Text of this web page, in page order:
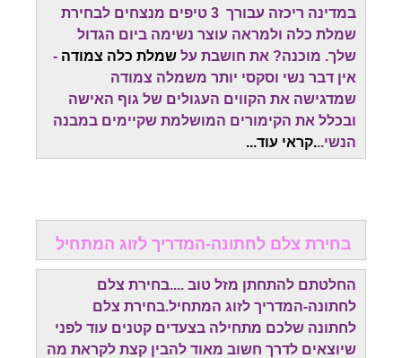
במדינה ריכזה עבורך 3 טיפים מנצחים לבחירת
שמלת כלה ולמראה עוצר נשימה ביום הגדול
שלך. מוכנה? את חושבת על שמלת כלה צמודה -
אין דבר נשי וסקסי יותר משמלה צמודה
שמדגישה את הקווים העגולים של גוף האישה
ובכלל את הקימורים המושלמת שקיימים במבנה
הנשי...קראי עוד...
בחירת צלם לחתונה-המדריך לזוג המתחיל
החלטתם להתחתן מזל טוב ....בחירת צלם
לחתונה-המדריך לזוג המתחיל.בחירת צלם
לחתונה שלכם מתחילה בצעדים קטנים עוד לפני
שיוצאים לדרך חשוב מאוד להבין קצת לקראת מה